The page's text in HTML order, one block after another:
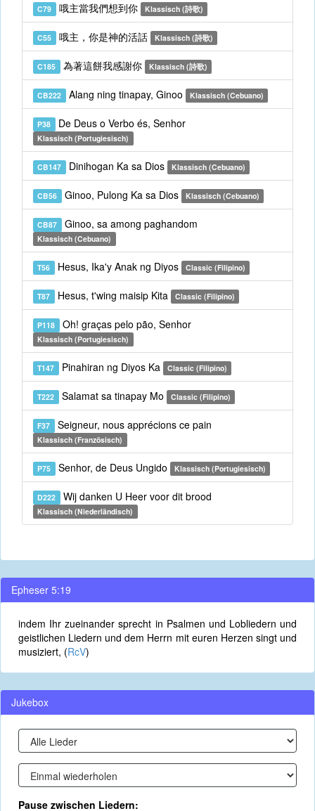
C79 哦主當我們想到你 Klassisch (詩歌)
C55 哦主，你是神的活話 Klassisch (詩歌)
C185 為著這餅我感謝你 Klassisch (詩歌)
CB222 Alang ning tinapay, Ginoo Klassisch (Cebuano)
P38 De Deus o Verbo és, Senhor
Klassisch (Portugiesisch)
CB147 Dinihogan Ka sa Dios Klassisch (Cebuano)
CB56 Ginoo, Pulong Ka sa Dios Klassisch (Cebuano)
CB87 Ginoo, sa among paghandom
Klassisch (Cebuano)
T56 Hesus, Ika'y Anak ng Diyos Classic (Filipino)
T87 Hesus, t'wing maisip Kita Classic (Filipino)
P118 Oh! graças pelo pão, Senhor
Klassisch (Portugiesisch)
T147 Pinahiran ng Diyos Ka Classic (Filipino)
T222 Salamat sa tinapay Mo Classic (Filipino)
F37 Seigneur, nous apprécions ce pain
Klassisch (Französisch)
P75 Senhor, de Deus Ungido Klassisch (Portugiesisch)
D222 Wij danken U Heer voor dit brood
Klassisch (Niederländisch)
Epheser 5:19
indem Ihr zueinander sprecht in Psalmen und Lobliedern und
geistlichen Liedern und dem Herrn mit euren Herzen singt und
musiziert, (RcV)
Jukebox
Pause zwischen Liedern: